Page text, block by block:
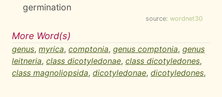
germination
source: wordnet30
More Word(s)
genus, myrica, comptonia, genus comptonia, genus
leitneria, class dicotyledonae, class dicotyledones,
class magnoliopsida, dicotyledonae, dicotyledones,